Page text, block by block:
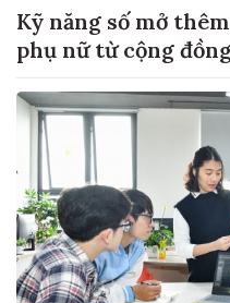
Kỹ năng số mở
phụ nữ từ cộng